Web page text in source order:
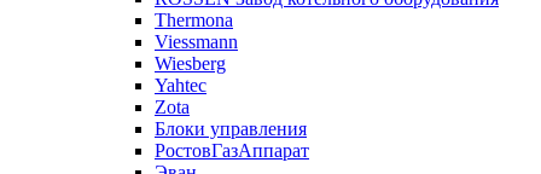
Thermona
Viessmann
Wiesberg
Yahtec
Zota
Блоки управления
РостовГазАппарат